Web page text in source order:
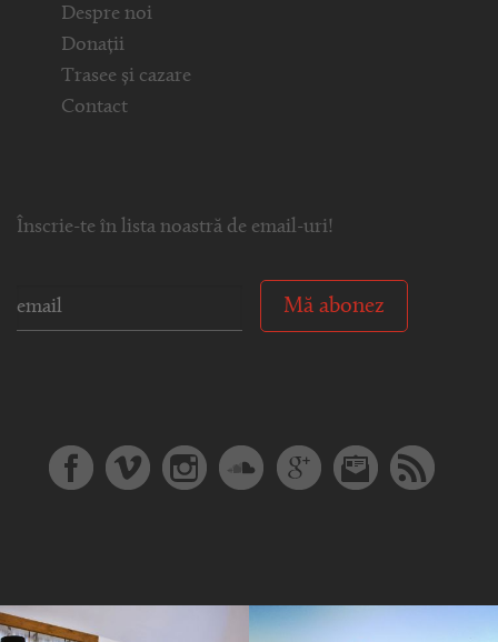
Despre noi
Donații
Trasee și cazare
Contact
Înscrie-te în lista noastră de email-uri!
Mă abonez